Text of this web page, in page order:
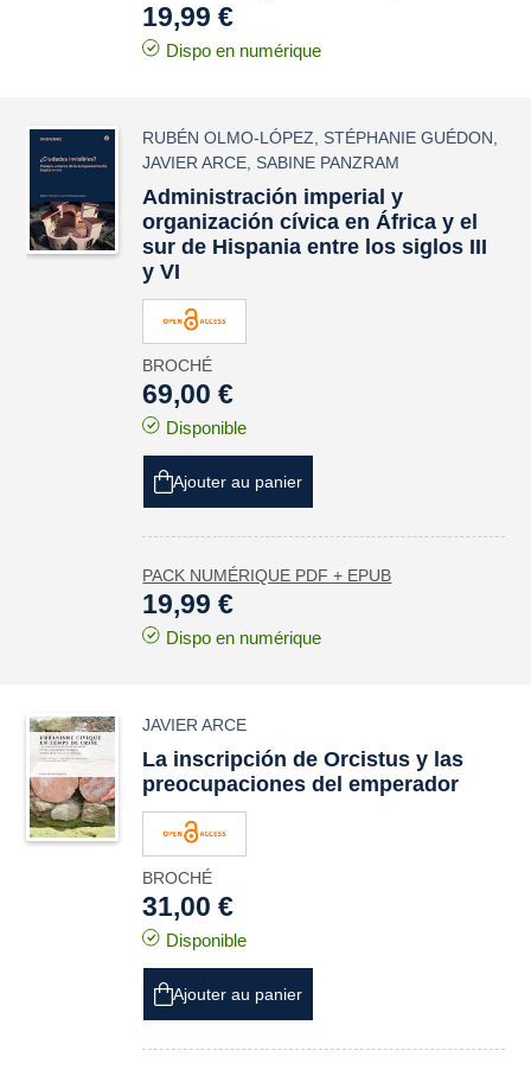
19,99 €
Dispo en numérique
RUBÉN OLMO-LÓPEZ STÉPHANIE GUÉDON
JAVIER ARCE SABINE PANZRAM
Administración imperial y
organización cívica en África y el
sur de Hispania entre los siglos III
y VI
BROCHÉ
69,00 €
Disponible
Ajouter au panier
PACK NUMÉRIQUE PDF + EPUB
19,99 €
Dispo en numérique
JAVIER ARCE
La inscripción deOrcistus y las
preocupaciones del emperador
BROCHÉ
31,00 €
Disponible
Ajouter au panier